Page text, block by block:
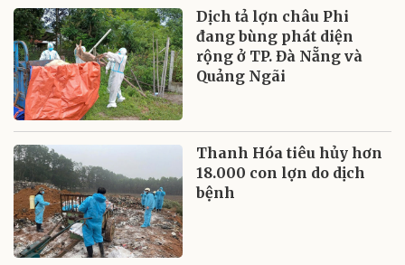
Dịch tả lợn châu Phi
đang bùng phát diện
rộng ở TP. Đà Nẵng và
Quảng Ngãi
Thanh Hóa tiêu hủy hơn
18.000 con lợn do dịch
bệnh